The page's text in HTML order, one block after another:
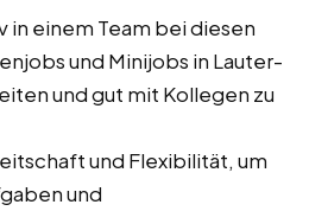
einem Team bei diesen
und Minijobs in Lauter-
und gut mit Kollegen zu
und Flexibilität, um
und